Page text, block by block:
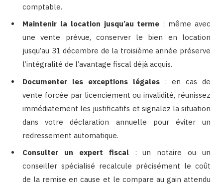
comptable.
Maintenir la location jusqu’au terme : même avec
une vente prévue, conserver le bien en location
jusqu’au 31 décembre de la troisième année préserve
l’intégralité de l’avantage fiscal déjà acquis.
Documenter les exceptions légales : en cas de
vente forcée par licenciement ou invalidité, réunissez
immédiatement les justificatifs et signalez la situation
dans votre déclaration annuelle pour éviter un
redressement automatique.
Consulter un expert fiscal: un notaire ou un
conseiller spécialisé recalcule précisément le coût
de la remise en cause et le compare au gain attendu